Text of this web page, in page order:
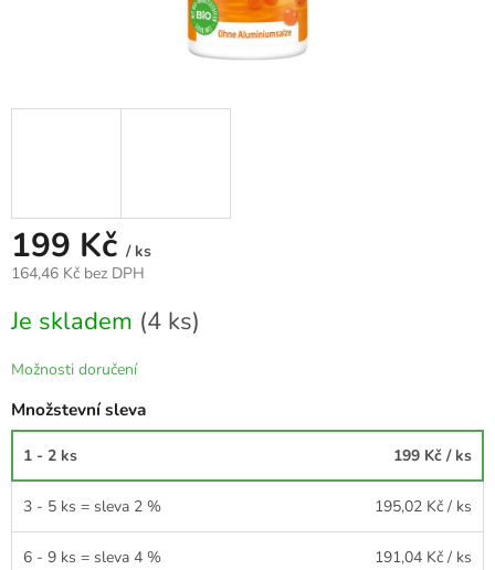
199 Kč / ks
164,46 Kč bez DPH
cena:
Je skladem (4 ks)
Možnosti doručení
Množstevní sleva
1 - 2 ks 199 Kč / ks
3 - 5 ks = sleva 2 % 195,02 Kč / ks
6 - 9 ks = sleva 4 % 191,04 Kč / ks